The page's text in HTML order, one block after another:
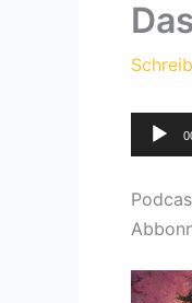
Audio-
Player